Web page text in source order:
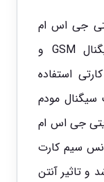
جی اس ام
GSM ” می توان برای تقویت سیگنال GSM و
استفاده
سیگنال مودم
جی اس ام
سیم کارت
و تاثیر آنتن